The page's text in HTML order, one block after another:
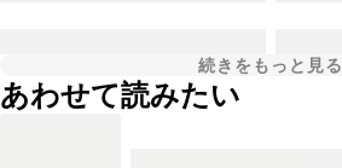
続きをもっと見る
あわせて読みたい